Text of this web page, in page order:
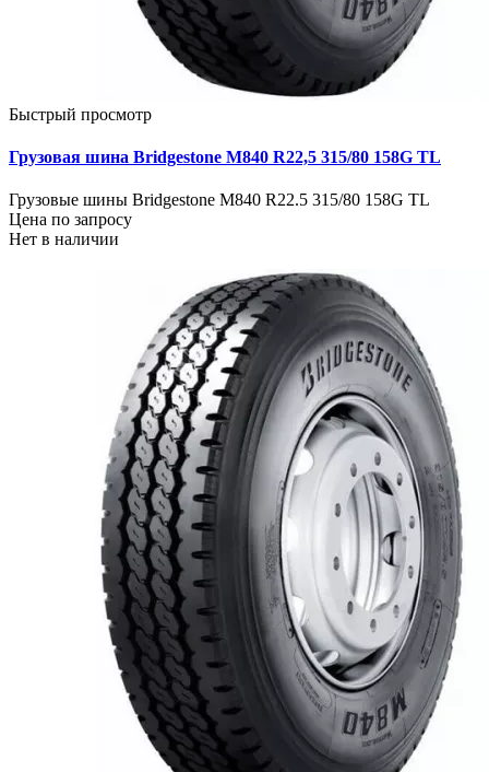
Быстрый просмотр
Грузовая шина Bridgestone M840 R22,5 315/80 158G TL
Грузовые шины Bridgestone M840 R22.5 315/80 158G TL
Цена по запросу
Нет в наличии